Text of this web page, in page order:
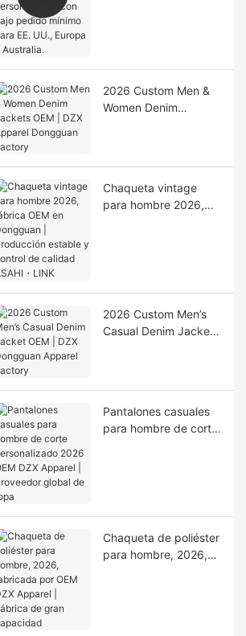
2026 Custom Men &
Women Denim
Chaqueta vintage
para hombre 2026,
2026 Custom Men’s
Casual Denim Jacket
Pantalones casuales
para hombre de corte
Chaqueta de poliéster
para hombre, 2026,